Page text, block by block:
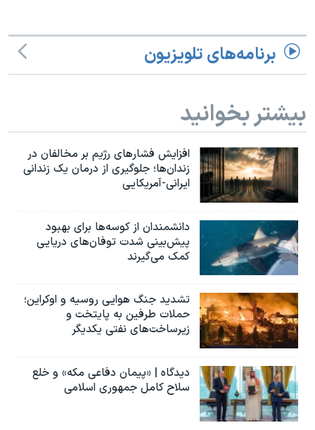
نرگس محمدی برنده جایزه نوبل صلح
سفر پرزیدنت ترامپ به چین
برنامه‌های تلویزیون
بیشتر بخوانید
افزایش فشارهای رژیم بر مخالفان در
زندان‌ها؛ جلوگیری از درمان یک زندانی
ایرانی-آمریکایی
دانشمندان از کوسه‌ها برای بهبود
پیش‌بینی شدت توفان‌های دریایی
کمک می‌گیرند
تشدید جنگ هوایی روسیه و اوکراین؛
حملات طرفین به پایتخت‌ و
زیرساخت‌های نفتی یکدیگر
دیدگاه | «پیمان دفاعی مکه» و خلع
سلاح کامل جمهوری اسلامی